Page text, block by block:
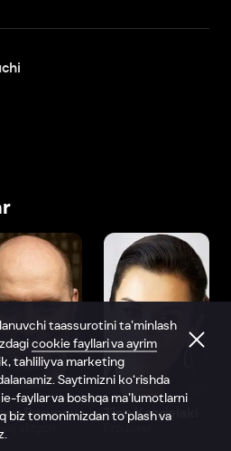
Burunov
aktyori
Tina Kandelaki
taassurotini ta’minlash
cookie fayllari va ayrim
tahliliy va marketing
Saytimizni ko‘rishda
fayllar va boshqa ma’lumotlarni
biz tomonimizdan to‘plash va